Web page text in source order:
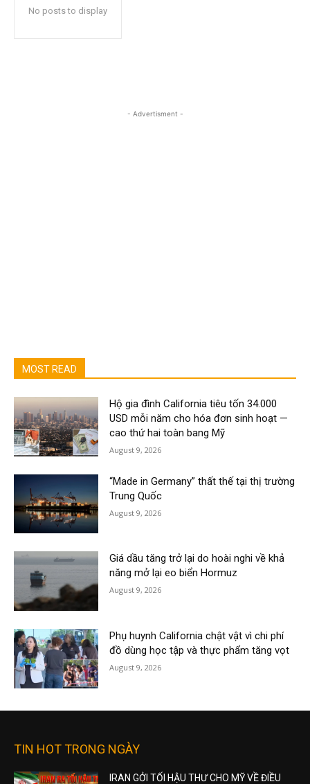
No posts to display
- Advertisment -
MOST READ
Hộ gia đình California tiêu tốn 34.000
USD mỗi năm cho hóa đơn sinh hoạt —
cao thứ hai toàn bang Mỹ
August 9, 2026
“Made in Germany” thất thế tại thị trường
Trung Quốc
August 9, 2026
Giá dầu tăng trở lại do hoài nghi về khả
năng mở lại eo biển Hormuz
August 9, 2026
Phụ huynh California chật vật vì chi phí
đồ dùng học tập và thực phẩm tăng vọt
August 9, 2026
TIN HOT TRONG NGÀY
IRAN GỞI TỐI HẬU THƯ CHO MỸ VỀ ĐIỀU